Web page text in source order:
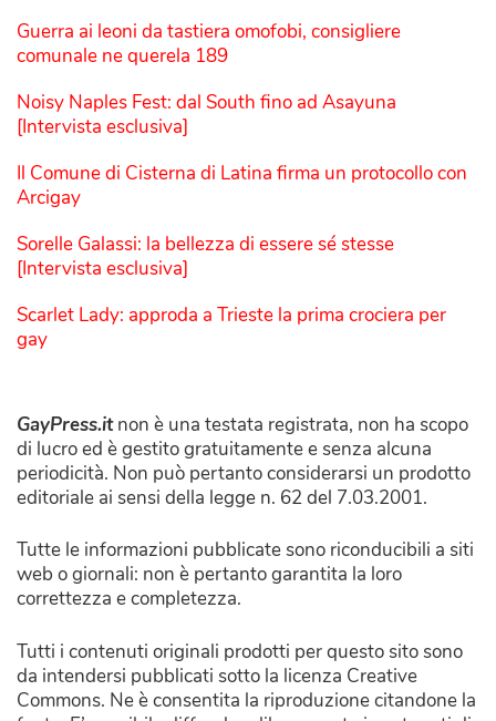
Guerra ai leoni da tastiera omofobi, consigliere
comunale ne querela 189
Noisy Naples Fest: dal South fino ad Asayuna
[Intervista esclusiva]
Il Comune di Cisterna di Latina firma un protocollo con
Arcigay
Sorelle Galassi: la bellezza di essere sé stesse
[Intervista esclusiva]
Scarlet Lady: approda a Trieste la prima crociera per
gay
GayPress.itnon è una testata registrata, non ha scopo
di lucro ed è gestito gratuitamente e senza alcuna
periodicità. Non può pertanto considerarsi un prodotto
editoriale ai sensi della legge n. 62 del 7.03.2001.
Tutte le informazioni pubblicate sono riconducibili a siti
web o giornali: non è pertanto garantita la loro
correttezza e completezza.
Tutti i contenuti originali prodotti per questo sito sono
da intendersi pubblicati sotto la licenza Creative
Commons. Ne è consentita la riproduzione citandone la